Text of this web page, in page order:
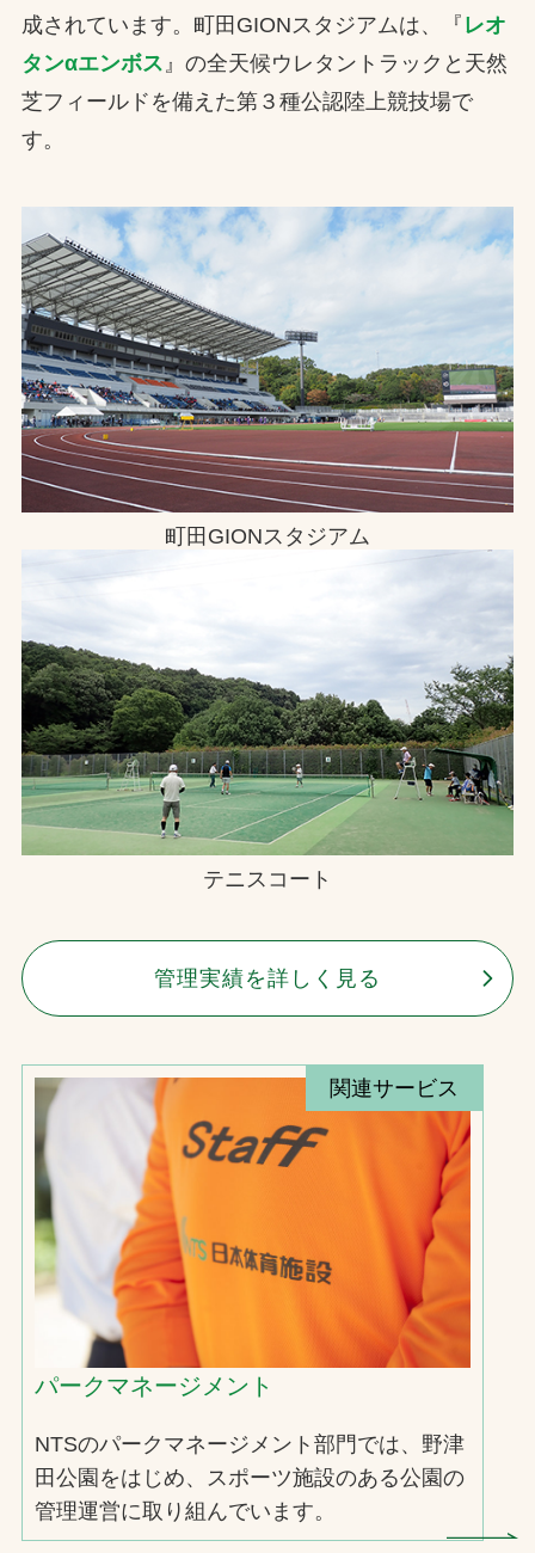
成されています。町田GIONスタジアムは、『 レオ
タンαエンボス』の全天候ウレタントラックと天然
芝フィールドを備えた第３種公認陸上競技場で
す。
町田GIONスタジアム
テニスコート
管理実績を詳しく見る
関連サービス
パークマネージメント
NTSのパークマネージメント部門では、野津
田公園をはじめ、スポーツ施設のある公園の
管理運営に取り組んでいます。